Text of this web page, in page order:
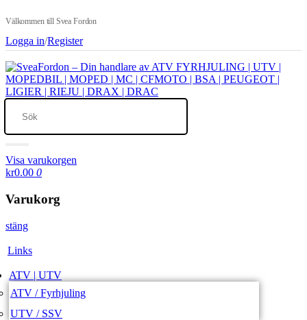
Välkommen till Svea Fordon
Logga in/Register
Visa varukorgen
kr0.00 0
Varukorg
stäng
Links
ATV | UTV
ATV / Fyrhjuling
UTV / SSV